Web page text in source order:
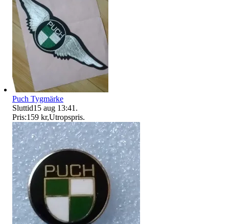
Puch Tygmärke
Sluttid15 aug 13:41 .
Pris:159 kr,Utropspris.